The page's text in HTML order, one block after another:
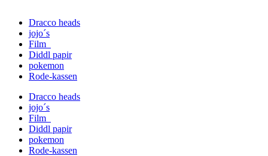
Dracco heads
jojo´s
Film
Diddl papir
pokemon
Rode-kassen
Dracco heads
jojo´s
Film
Diddl papir
pokemon
Rode-kassen